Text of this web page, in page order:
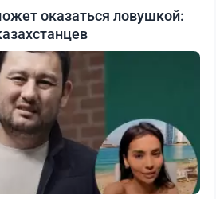
оказаться ловушкой: